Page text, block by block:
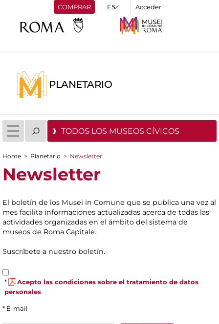
COMPRAR Acceder
PLANETARIO
TODOS LOS MUSEOS CÍVICOS
You are here
Home > Planetario > Newsletter
Newsletter
El boletín de los Musei in Comune que se publica una vez al
mes facilita informaciones actualizadas acerca de todas las
actividades organizadas en el ámbito del sistema de
museos de Roma Capitale.
Suscríbete a nuestro boletín.
*
Acepto las condiciones sobre el tratamiento de datos
personales
* E-mail